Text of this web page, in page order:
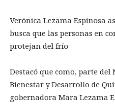
Verónica Lezama Espinosa
busca que las personas en
protejan del frío
Destacó que como, parte del
Bienestar y Desarrollo de
gobernadora Mara Lezama